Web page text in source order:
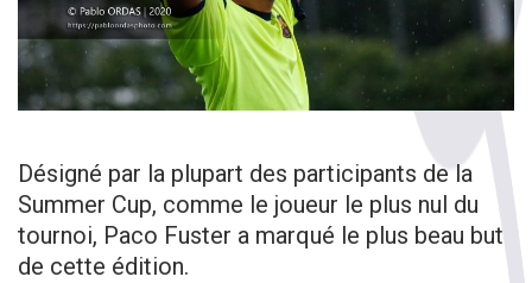
Désigné par la plupart des participants de la
Summer Cup, comme le joueur le plus nul du
tournoi, Paco Fuster a marqué le plus beau but
de cette édition.